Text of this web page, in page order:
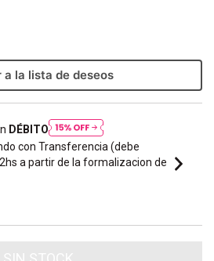
a la lista de deseos
DÉBITO
con Transferencia (debe
a partir de la formalizacion de